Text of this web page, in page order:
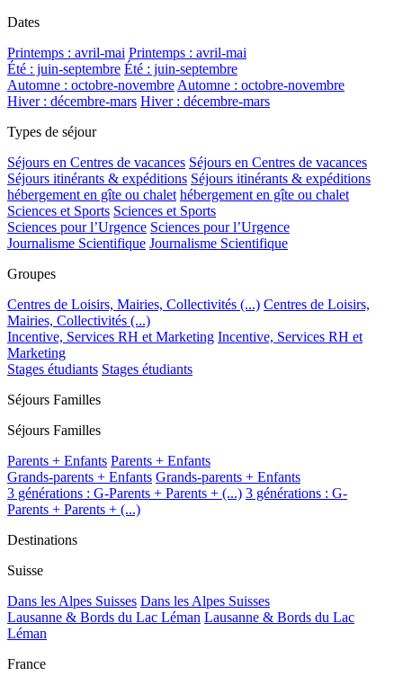
Dates
Printemps : avril-mai Printemps : avril-mai
Été : juin-septembre Été : juin-septembre
Automne : octobre-novembre Automne : octobre-novembre
Hiver : décembre-mars Hiver : décembre-mars
Types de séjour
Séjours en Centres de vacances Séjours en Centres de vacances
Séjours itinérants & expéditions Séjours itinérants & expéditions
hébergement en gîte ou chalet hébergement en gîte ou chalet
Sciences et Sports Sciences et Sports
Sciences pour l’Urgence Sciences pour l’Urgence
Journalisme Scientifique Journalisme Scientifique
Groupes
Centres de Loisirs, Mairies, Collectivités (...) Centres de Loisirs,
Mairies, Collectivités (...)
Incentive, Services RH et Marketing Incentive, Services RH et
Marketing
Stages étudiants Stages étudiants
Séjours Familles
Séjours Familles
Parents + Enfants Parents + Enfants
Grands-parents + Enfants Grands-parents + Enfants
3 générations : G-Parents + Parents + (...) 3 générations : G-
Parents + Parents + (...)
Destinations
Suisse
Dans les Alpes Suisses Dans les Alpes Suisses
Lausanne & Bords du Lac Léman Lausanne & Bords du Lac
Léman
France